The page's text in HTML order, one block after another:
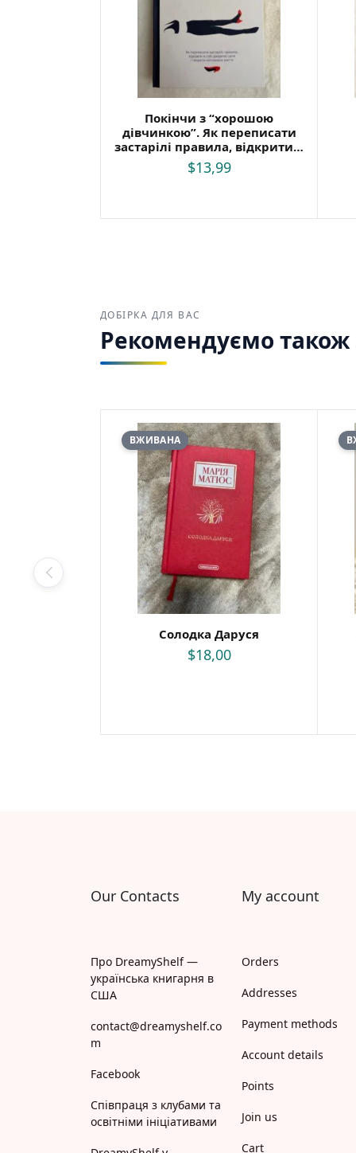
Покінчи з “хорошою
дівчинкою”. Як переписати
застарілі правила, відкрити в
собі джерело сили і творити
наповнене життя — Махо
$13,99
ДОБІРКА ДЛЯ ВАС
Рекомендуємо також
ВЖИВАНА
Солодка Даруся
$18,00
Our Contacts
Про DreamyShelf —
українська книгарня в
США
contact@dreamyshelf.co
m
Facebook
Співпраця з клубами та
освітніми ініціативами
My account
Orders
Addresses
Payment methods
Account details
Points
Join us
Cart